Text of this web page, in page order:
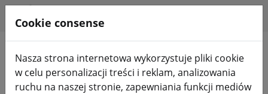
Szukaj produktów
Cookie consense
Nasza strona internetowa wykorzystuje pliki cookie
w celu personalizacji treści i reklam, analizowania
ruchu na naszej stronie, zapewniania funkcji mediów